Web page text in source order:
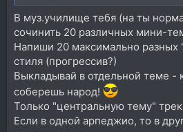
В муз.училище тебя (на ты
сочинить 20 различных мини-
Напиши 20 максимально разных
стиля (прогрессив?)
Выкладывай в отдельной теме -
соберешь народ!
Только "центральную тему"
Если в одной арпеджио, то в